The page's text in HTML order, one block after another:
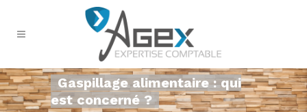
Gaspillage alimentaire : qui
est concerné ?